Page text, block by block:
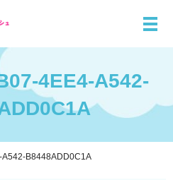
メ
4EE4-A542-
B8448ADD0C1A